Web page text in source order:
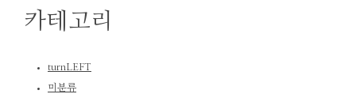
카테고리
turnLEFT
미분류